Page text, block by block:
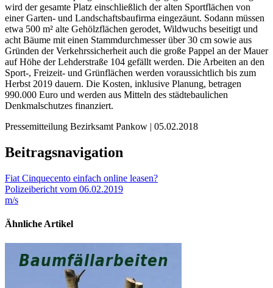
wird der gesamte Platz einschließlich der alten Sportflächen von
einer Garten- und Landschaftsbaufirma eingezäunt. Sodann müssen
etwa 500 m² alte Gehölzflächen gerodet, Wildwuchs beseitigt und
acht Bäume mit einen Stammdurchmesser über 30 cm sowie aus
Gründen der Verkehrssicherheit auch die große Pappel an der Mauer
auf Höhe der Lehderstraße 104 gefällt werden. Die Arbeiten an den
Sport-, Freizeit- und Grünflächen werden voraussichtlich bis zum
Herbst 2019 dauern. Die Kosten, inklusive Planung, betragen
990.000 Euro und werden aus Mitteln des städtebaulichen
Denkmalschutzes finanziert.
Pressemitteilung Bezirksamt Pankow | 05.02.2018
Beitragsnavigation
Fiat Cinquecento einfach online leasen?
Polizeibericht vom 06.02.2019
m/s
Ähnliche Artikel